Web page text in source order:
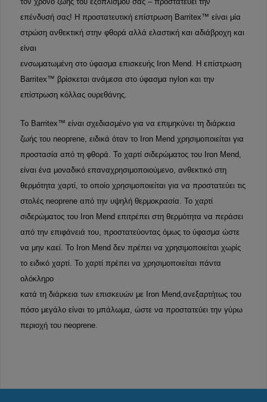
επένδυσή σας! Η προστατευτική επίστρωση Barritex™ είναι μία
στρώση ανθεκτική στην φθορά αλλά ελαστική και αδιάβροχη και
είναι
ενσωματωμένη στο ύφασμα επισκευής Iron Mend. Η επίστρωση
Barritex™ βρίσκεται ανάμεσα στο ύφασμα nylon και την
επίστρωση κόλλας ουρεθάνης.
Το Barritex™ είναι σχεδιασμένο για να επιμηκύνει τη διάρκεια
ζωής του neoprene, ειδικά όταν το Iron Mend χρησιμοποιείται για
προστασία από τη φθορά. Το χαρτί σιδερώματος του Iron Mend,
είναι ένα μοναδικό επαναχρησιμοποιούμενο, ανθεκτικό στη
θερμότητα χαρτί, το οποίο χρησιμοποιείται για να προστατεύει τις
στολές neoprene από την υψηλή θερμοκρασία. To χαρτί
σιδερώματος του Iron Mend επιτρέπει στη θερμότητα να περάσει
από την επιφάνειά του, προστατεύοντας όμως το ύφασμα ώστε
να μην καεί. Το Iron Mend δεν πρέπει να χρησιμοποιείται χωρίς
το ειδικό χαρτί. Το χαρτί πρέπει να χρησιμοποιείται πάντα
ολόκληρο
κατά τη διάρκεια των επισκευών με Iron Mend,ανεξαρτήτως του
πόσο μεγάλο είναι το μπάλωμα, ώστε να προστατεύει την γύρω
περιοχή του neoprene.